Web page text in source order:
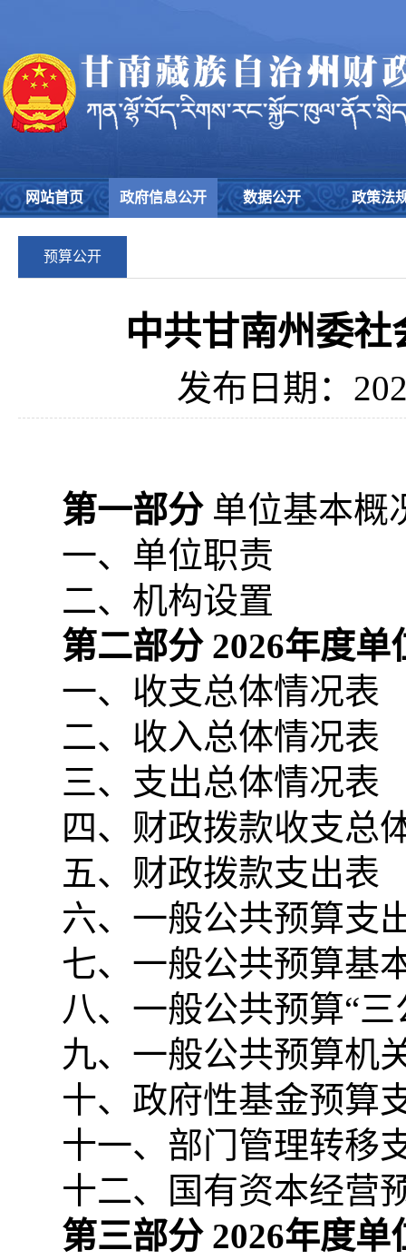
网站首页 政府信息公开 数据公开 政策法
预算公开
中共甘南州委社
发布日期：
第一部分 单位基本概
一、单位职责
二、机构设置
第二部分2026年度单
一、收支总体情况表
二、收入总体情况表
三、支出总体情况表
四、财政拨款收支总
五、财政拨款支出表
六、一般公共预算支
七、一般公共预算基
八、一般公共预算“
九、一般公共预算机
十、政府性基金预算
十一、部门管理转移
十二、国有资本经营
第三部分2026年度单